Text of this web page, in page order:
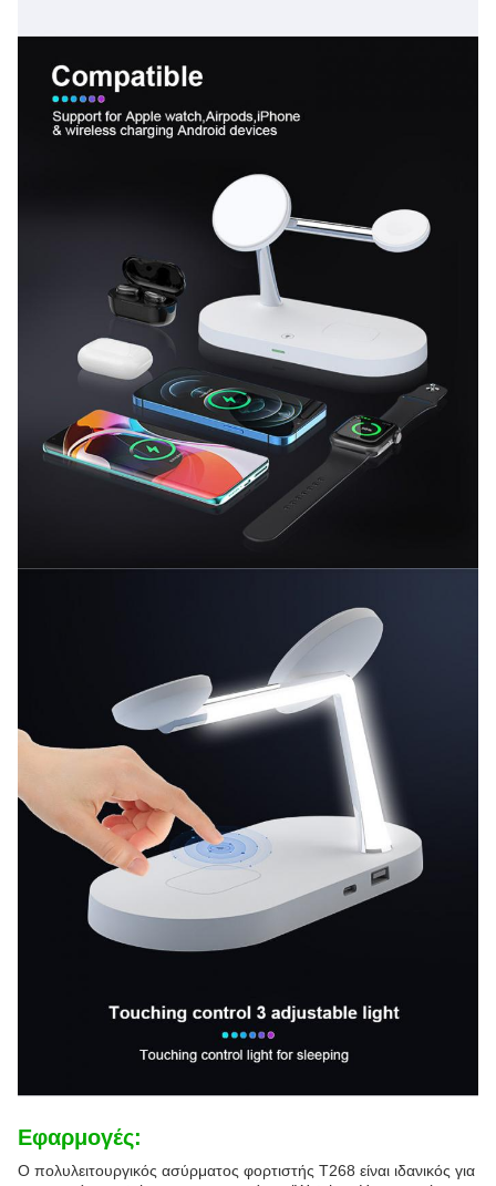
Εφαρμογές:
Ο πολυλειτουργικός ασύρματος φορτιστής T268 είναι ιδανικός για